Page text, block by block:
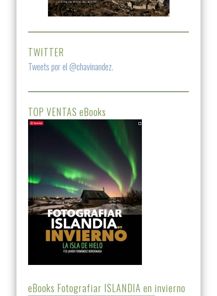
TWITTER
Tweets por el @chavinandez.
TOP VENTAS eBooks
eBooks Fotografiar ISLANDIA en invierno